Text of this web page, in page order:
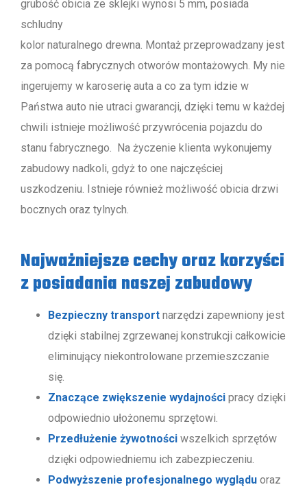
grubość obicia ze sklejki wynosi 5 mm, posiada
schludny
kolor naturalnego drewna. Montaż przeprowadzany jest
za pomocą fabrycznych otworów montażowych. My nie
ingerujemy w karoserię auta a co za tym idzie w
Państwa auto nie utraci gwarancji, dzięki temu w każdej
chwili istnieje możliwość przywrócenia pojazdu do
stanu fabrycznego. Na życzenie klienta wykonujemy
zabudowy nadkoli, gdyż to one najczęściej
uszkodzeniu. Istnieje również możliwość obicia drzwi
bocznych oraz tylnych.
Najważniejsze cechy oraz korzyści
z posiadania naszej zabudowy
Bezpieczny transport narzędzi zapewniony jest
dzięki stabilnej zgrzewanej konstrukcji całkowicie
eliminujący niekontrolowane przemieszczanie
się.
Znaczące zwiększenie wydajności pracy dzięki
odpowiednio ułożonemu sprzętowi.
Przedłużenie żywotności wszelkich sprzętów
dzięki odpowiedniemu ich zabezpieczeniu.
Podwyższenie profesjonalnego wyglądu oraz